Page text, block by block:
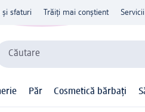
și sfaturi Trăiți mai conștient Servicii
Căutare
Păr Cosmetică bărbați